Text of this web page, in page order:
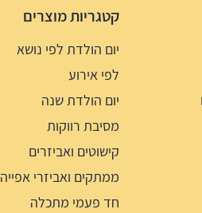
קטגריות מוצרים
יום הולדת לפי נושא
לפי אירוע
יום הולדת שנה
מסיבת רווקות
קישוטים ואביזרים
ממתקים ואביזרי אפייה
חד פעמי מתכלה